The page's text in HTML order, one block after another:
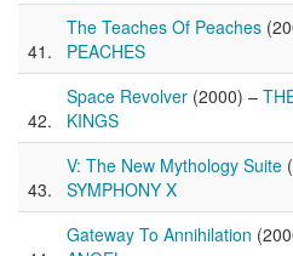
The Teaches Of Peaches
PEACHES
Space Revolver (2000) –
KINGS
V: The New Mythology Suite
SYMPHONY X
Gateway To Annihilation